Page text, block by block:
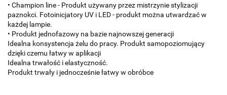
• Champion line - Produkt używany przez mistrzynie stylizacji
paznokci. Fotoinicjatory UV i LED - produkt można utwardzać w
każdej lampie.
• Produkt jednofazowy na bazie najnowszej generacji
Idealna konsystencja żelu do pracy. Produkt samopoziomujący
dzięki czemu łatwy w aplikacji
Idealna trwałość i elastyczność.
Produkt trwały i jednocześnie łatwy w obróbce